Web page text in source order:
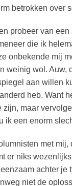
betrokken over
probeer van
die ik
onbekende mij
weinig wol.
aan willen
heb. Want
zijn, maar
ik een enorm
met
er niks
achter je
niet de